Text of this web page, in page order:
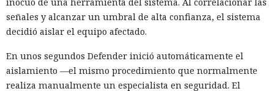
señales y alcanzar un umbral de alta confianza, el sistema
decidió aislar el equipo afectado.
En unos segundos Defender inició automáticamente el
aislamiento —el mismo procedimiento que normalmente
realiza manualmente un especialista en seguridad. El